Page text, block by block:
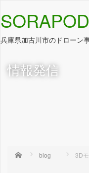
SORAPOD
兵庫県加古川市のドローン
情報発信
Home blog 3D